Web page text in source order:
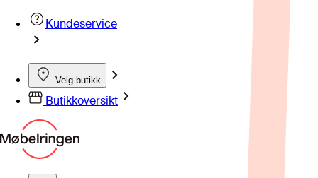
Kundeservice
Velg butikk
Butikkoversikt